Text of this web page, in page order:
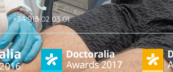
+34 915 02 03 01